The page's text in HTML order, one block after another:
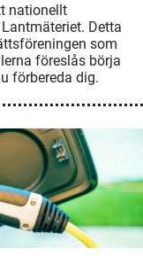
nationellt
Detta
som
föreslås börja
förbereda dig.